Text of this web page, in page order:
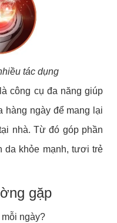
tác dụng
công cụ đa năng giúp
hàng ngày để mang lại
nhà. Từ đó góp phần
da khỏe mạnh, tươi trẻ
gặp
ngày?